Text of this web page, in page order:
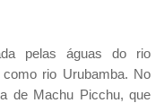
pelas águas do rio
rio Urubamba. No
de Machu Picchu, que